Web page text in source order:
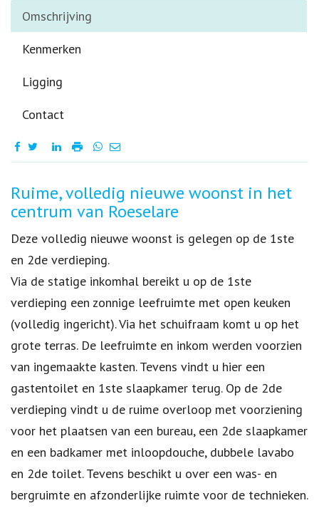
Omschrijving
Kenmerken
Ligging
Contact
Omschrijving
Ruime, volledig nieuwe woonst in het
centrum van Roeselare
Deze volledig nieuwe woonst is gelegen op de 1ste
en 2de verdieping.
Via de statige inkomhal bereikt u op de 1ste
verdieping een zonnige leefruimte met open keuken
(volledig ingericht). Via het schuifraam komt u op het
grote terras. De leefruimte en inkom werden voorzien
van ingemaakte kasten. Tevens vindt u hier een
gastentoilet en 1ste slaapkamer terug. Op de 2de
verdieping vindt u de ruime overloop met voorziening
voor het plaatsen van een bureau, een 2de slaapkamer
en een badkamer met inloopdouche, dubbele lavabo
en 2de toilet. Tevens beschikt u over een was- en
bergruimte en afzonderlijke ruimte voor de technieken.